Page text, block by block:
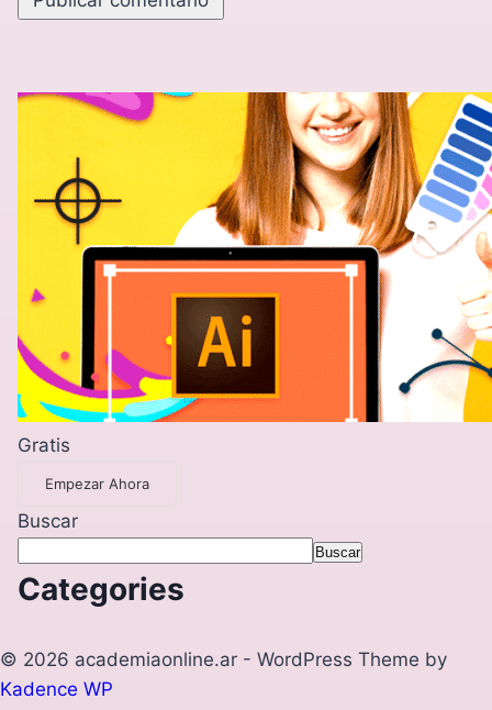
Gratis
Empezar Ahora
Buscar
Buscar
Categories
© 2026 academiaonline.ar - WordPress Theme by
Kadence WP